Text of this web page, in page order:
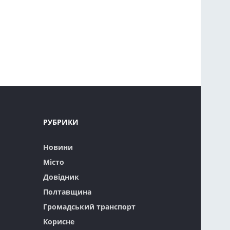
РУБРИКИ
Новини
Місто
Довідник
Полтавщина
Громадський транспорт
Корисне